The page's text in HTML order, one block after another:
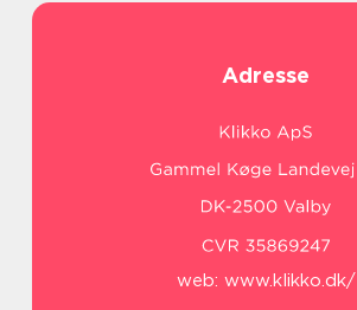
Adresse
web: www.klikko.dk/